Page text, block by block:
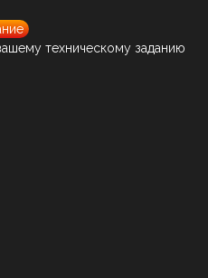
техническому заданию